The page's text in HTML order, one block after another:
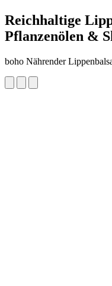
Reichhaltige
Pflanzenölen &
boho Nährender